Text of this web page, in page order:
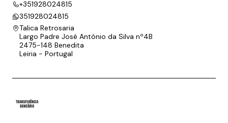
+351928024815
351928024815
Talica Retrosaria
Largo Padre José António da Silva nº4B
2475-148 Benedita
Leiria - Portugal